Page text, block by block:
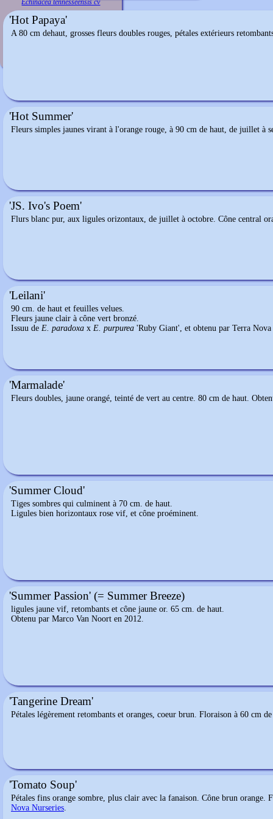
Echinacea tennesseensis cv
'Hot Papaya'
A 80 cm dehaut, grosses fleurs doubles rouges, pétales extérieurs
'Hot Summer'
Fleurs simples jaunes virant à l'orange rouge, à 90 cm de haut, de juillet à
'JS. Ivo's Poem'
Flurs blanc pur, aux ligules orizontaux, de juillet à octobre. Cône central
'Leilani'
90 cm. de haut et feuilles velues.
Fleurs jaune clair à cône vert bronzé.
Issuu de E. paradoxa x E. purpurea 'Ruby Giant', et obtenu par Terra Nova
'Marmalade'
Fleurs doubles, jaune orangé, teinté de vert au centre. 80 cm de haut.
'Summer Cloud'
Tiges sombres qui culminent à 70 cm. de haut.
Ligules bien horizontaux rose vif, et cône proéminent.
'Summer Passion' (= Summer Breeze)
ligules jaune vif, retombants et cône jaune or. 65 cm. de haut.
Obtenu par Marco Van Noort en 2012.
'Tangerine Dream'
Pétales légèrement retombants et oranges, coeur brun. Floraison à 60 cm
'Tomato Soup'
Pétales fins orange sombre, plus clair avec la fanaison. Cône brun
Nova Nurseries.